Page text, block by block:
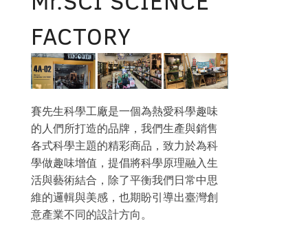
FACTORY
賽先生科學工廠是一個為熱愛科學趣味
的人們所打造的品牌，我們生產與銷售
各式科學主題的精彩商品，致力於為科
學做趣味增值，提倡將科學原理融入生
活與藝術結合，除了平衡我們日常中思
維的邏輯與美感，也期盼引導出臺灣創
意產業不同的設計方向。